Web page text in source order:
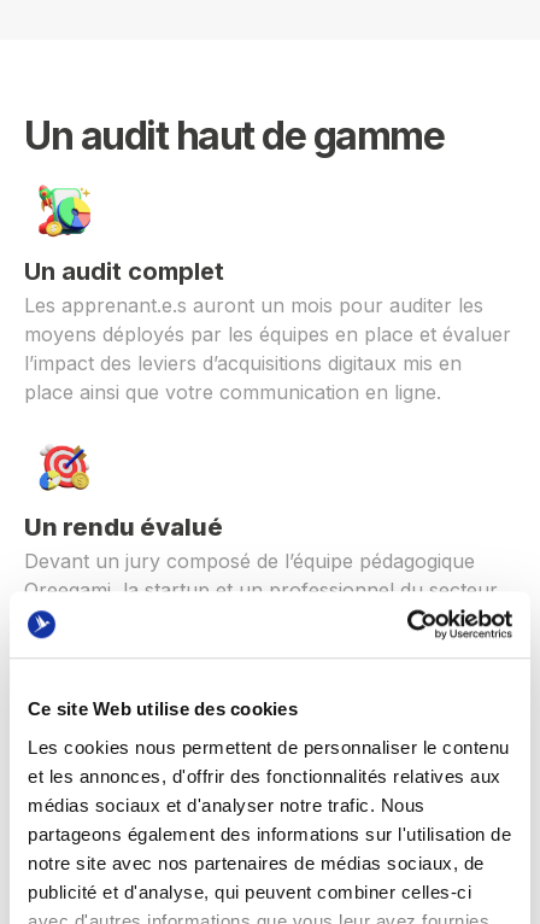
Ce site Web utilise des cookies
Les cookies nous permettent de personnaliser le contenu
et les annonces, d'offrir des fonctionnalités relatives aux
médias sociaux et d'analyser notre trafic. Nous
partageons également des informations sur l'utilisation de
notre site avec nos partenaires de médias sociaux, de
publicité et d'analyse, qui peuvent combiner celles-ci
Un audit haut de gamme
Un audit complet
Les apprenant.e.s auront un mois pour auditer les
moyens déployés par les équipes en place et évaluer
l’impact des leviers d’acquisitions digitaux mis en
place ainsi que votre communication en ligne.
Un rendu évalué
Devant un jury composé de l’équipe pédagogique
Oreegami, la startup et un professionnel du secteur,
les apprenant.e.s présenteront une stratégie de
growth marketing assortie d’un plan de tracking.
Une immersion totale
Les participants sont déployés en binôme au sein de
la startup. Chaque binôme est encadré et
accompagné par un tuteur expert. Ce tuteur facilite
l’intégration du binôme dans l’entreprise.